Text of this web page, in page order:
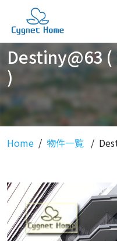
Destiny@63
)
Home 物件一覧